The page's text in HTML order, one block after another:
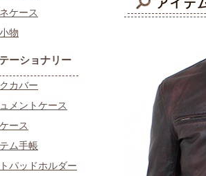
ケース
物
ーショナリー
カバー
メントケース
ース
ム手帳
パッドホルダー